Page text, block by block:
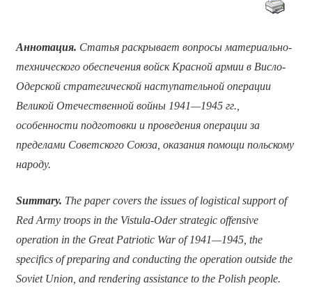
Аннотация. Статья раскрывает вопросы материально-
технического обеспечения войск Красной армии в Висло-
Одерской стратегической наступательной операции
Великой Отечественной войны 1941—1945 гг.,
особенности подготовки и проведения операции за
пределами Советского Союза, оказания помощи польскому
народу.
Summary. The paper covers the issues of logistical support of
Red Army troops in the Vistula-Oder strategic offensive
operation in the Great Patriotic War of 1941—1945, the
specifics of preparing and conducting the operation outside the
Soviet Union, and rendering assistance to the Polish people.